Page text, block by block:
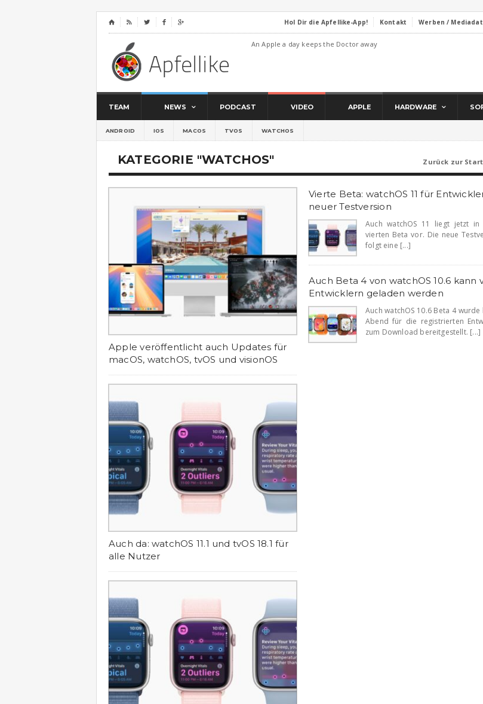
⌂     Hol Dir die Apfellike-App! Kontakt Werben /
An Apple a day keeps the Doctor away
TEAM NEWS PODCAST VIDEO APPLE HARDWARE
ANDROID IOS MACOS TVOS WATCHOS
KATEGORIE "WATCHOS" Zurück zur
Apple veröffentlicht auch Updates für
macOS, watchOS, tvOS und visionOS
Auch da: watchOS 11.1 und tvOS 18.1 für
alle Nutzer
Vierte Beta: watchOS 11 für
neuer Testversion
Auch watchOS 11 liegt jetzt in
vierten Beta vor. Die neue
folgt eine [...]
Auch Beta 4 von watchOS 10.6 kann
Entwicklern geladen werden
Auch watchOS 10.6 Beta 4 wurde
Abend für die registrierten
zum Download bereitgestellt. [...]